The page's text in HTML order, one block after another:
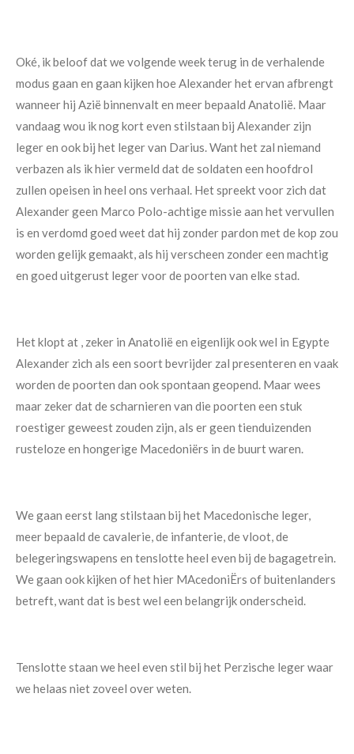
Oké, ik beloof dat we volgende week terug in de verhalende
modus gaan en gaan kijken hoe Alexander het ervan afbrengt
wanneer hij Azië binnenvalt en meer bepaald Anatolië. Maar
vandaag wou ik nog kort even stilstaan bij Alexander zijn
leger en ook bij het leger van Darius. Want het zal niemand
verbazen als ik hier vermeld dat de soldaten een hoofdrol
zullen opeisen in heel ons verhaal. Het spreekt voor zich dat
Alexander geen Marco Polo-achtige missie aan het vervullen
is en verdomd goed weet dat hij zonder pardon met de kop zou
worden gelijk gemaakt, als hij verscheen zonder een machtig
en goed uitgerust leger voor de poorten van elke stad.
Het klopt at , zeker in Anatolië en eigenlijk ook wel in Egypte
Alexander zich als een soort bevrijder zal presenteren en vaak
worden de poorten dan ook spontaan geopend. Maar wees
maar zeker dat de scharnieren van die poorten een stuk
roestiger geweest zouden zijn, als er geen tienduizenden
rusteloze en hongerige Macedoniërs in de buurt waren.
We gaan eerst lang stilstaan bij het Macedonische leger,
meer bepaald de cavalerie, de infanterie, de vloot, de
belegeringswapens en tenslotte heel even bij de bagagetrein.
We gaan ook kijken of het hier MAcedoniËrs of buitenlanders
betreft, want dat is best wel een belangrijk onderscheid.
Tenslotte staan we heel even stil bij het Perzische leger waar
we helaas niet zoveel over weten.